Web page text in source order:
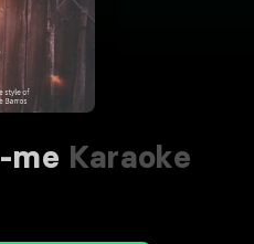
me Karaoke